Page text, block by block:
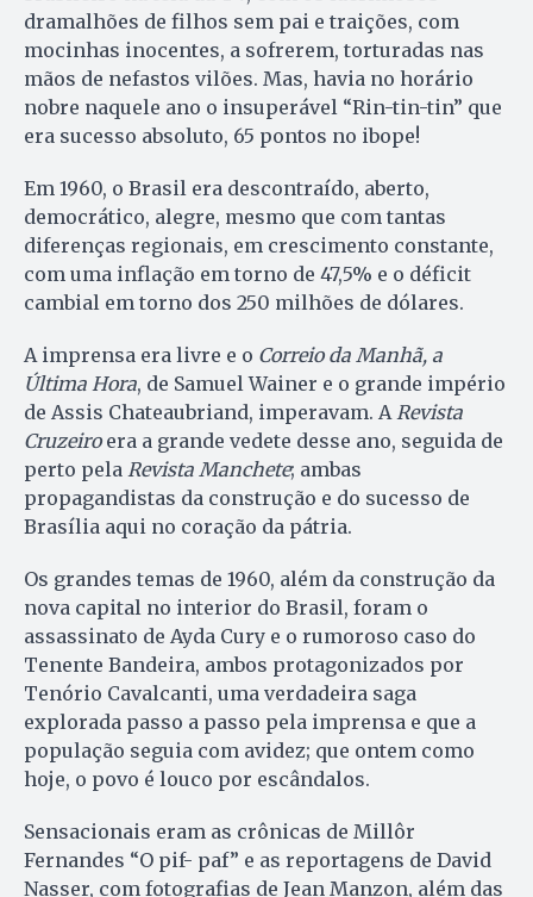
dramalhões de filhos sem pai e traições, com
mocinhas inocentes, a sofrerem, torturadas nas
mãos de nefastos vilões. Mas, havia no horário
nobre naquele ano o insuperável “Rin-tin-tin” que
era sucesso absoluto, 65 pontos no ibope!
Em 1960, o Brasil era descontraído, aberto,
democrático, alegre, mesmo que com tantas
diferenças regionais, em crescimento constante,
com uma inflação em torno de 47,5% e o déficit
cambial em torno dos 250 milhões de dólares.
A imprensa era livre e o Correio da Manhã, a
Última Hora, de Samuel Wainer e o grande império
de Assis Chateaubriand, imperavam. ARevista
Cruzeiroera a grande vedete desse ano, seguida de
perto pela Revista Manchete; ambas
propagandistas da construção e do sucesso de
Brasília aqui no coração da pátria.
Os grandes temas de 1960, além da construção da
nova capital no interior do Brasil, foram o
assassinato de Ayda Cury e o rumoroso caso do
Tenente Bandeira, ambos protagonizados por
Tenório Cavalcanti, uma verdadeira saga
explorada passo a passo pela imprensa e que a
população seguia com avidez; que ontem como
hoje, o povo é louco por escândalos.
Sensacionais eram as crônicas de Millôr
Fernandes “O pif- paf” e as reportagens de David
Nasser, com fotografias de Jean Manzon, além das